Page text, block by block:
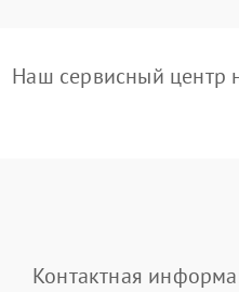
Наш сервисный центр
Контактная